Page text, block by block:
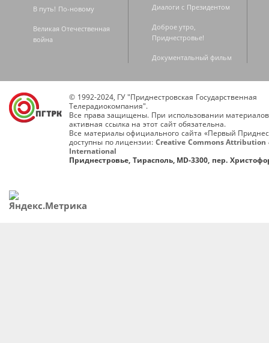
В путь! По-новому
Великая Отечественная
война
Диалоги с Президентом
Доброе утро,
Приднестровье!
Документальный фильм
© 1992-2024, ГУ "Приднестровская Государственная
Телерадиокомпания".
Все права защищены. При использовании
активная ссылка на этот сайт обязательна.
Все материалы официального сайта «Первый
доступны по лицензии: Creative Commons Attribution
International
Приднестровье, Тирасполь, MD-3300, пер.